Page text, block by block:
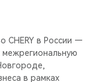
CHERY в России —
в рамках